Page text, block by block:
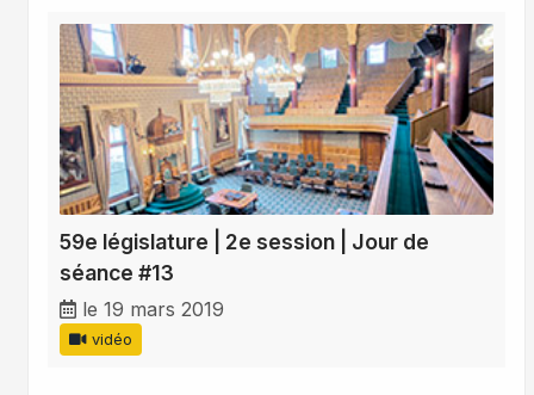
59e législature | 2e session | Jour de
séance #13
le 19 mars 2019
vidéo